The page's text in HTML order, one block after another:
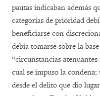
pautas indicaban además
categorías de prioridad
beneficiarse con
debía tomarse sobre la
“circunstancias
cual se impuso la
desde el delito que dio